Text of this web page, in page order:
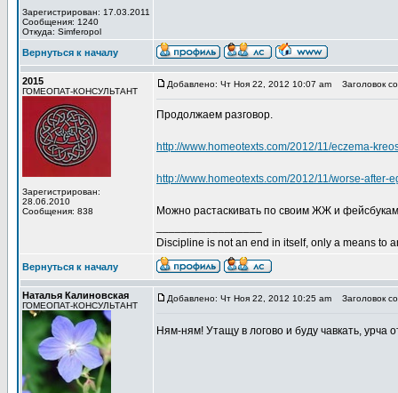
Зарегистрирован: 17.03.2011
Сообщения: 1240
Откуда: Simferopol
Вернуться к началу
2015
ГОМЕОПАТ-КОНСУЛЬТАНТ
Зарегистрирован:
28.06.2010
Сообщения: 838
Добавлено: Чт Ноя 22, 2012 10:07 am Заголовок
Продолжаем разговор.
http://www.homeotexts.com/2012/11/eczema-
http://www.homeotexts.com/2012/11/worse-after-
Можно растаскивать по своим ЖЖ и
Discipline is not an end in itself, only a means to
Вернуться к началу
Наталья Калиновская
ГОМЕОПАТ-КОНСУЛЬТАНТ
Добавлено: Чт Ноя 22, 2012 10:25 am Заголовок
Ням-ням! Утащу в логово и буду чавкать, урча